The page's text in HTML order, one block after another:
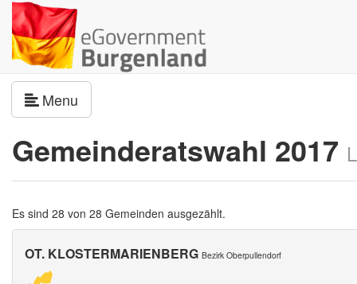
Menu
Gemeinderatswahl 2017
Es sind 28 von 28 Gemeinden ausgezählt.
OT. KLOSTERMARIENBERG Bezirk Oberpullendorf